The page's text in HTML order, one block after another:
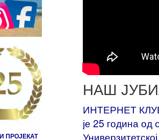
ПРОЈЕКАТ
НАШ
ИНТЕРНЕТ
је 25 година